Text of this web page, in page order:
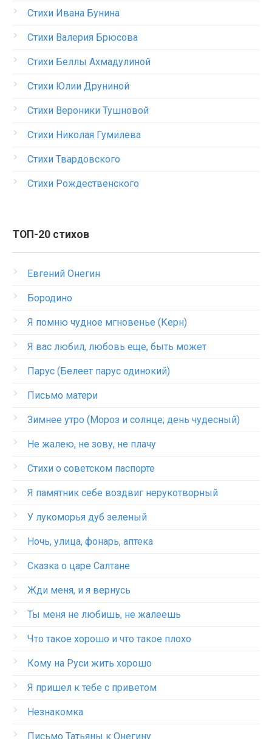
Стихи Ивана Бунина
Стихи Валерия Брюсова
Стихи Беллы Ахмадулиной
Стихи Юлии Друниной
Стихи Вероники Тушновой
Стихи Николая Гумилева
Стихи Твардовского
Стихи Рождественского
ТОП-20 стихов
Евгений Онегин
Бородино
Я помню чудное мгновенье (Керн)
Я вас любил, любовь еще, быть может
Парус (Белеет парус одинокий)
Письмо матери
Зимнее утро (Мороз и солнце; день чудесный)
Не жалею, не зову, не плачу
Стихи о советском паспорте
Я памятник себе воздвиг нерукотворный
У лукоморья дуб зеленый
Ночь, улица, фонарь, аптека
Сказка о царе Салтане
Жди меня, и я вернусь
Ты меня не любишь, не жалеешь
Что такое хорошо и что такое плохо
Кому на Руси жить хорошо
Я пришел к тебе с приветом
Незнакомка
Письмо Татьяны к Онегину